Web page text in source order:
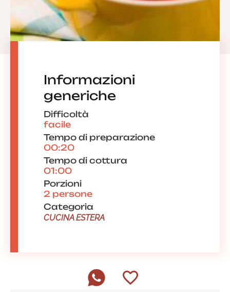
Informazioni
generiche
Difficoltà
facile
Tempo di preparazione
00:20
Tempo di cottura
01:00
Porzioni
2 persone
Categoria
CUCINA ESTERA